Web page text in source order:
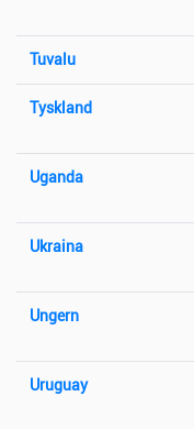
Tuvalu
Tyskland
Uganda
Ukraina
Ungern
Uruguay